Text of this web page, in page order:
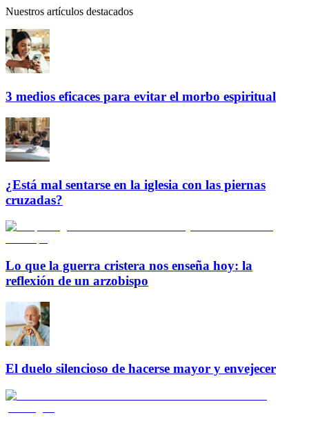
Nuestros artículos destacados
3 medios eficaces para evitar el morbo espiritual
¿Está mal sentarse en la iglesia con las piernas
cruzadas?
Lo que la guerra cristera nos enseña hoy: la
reflexión de un arzobispo
El duelo silencioso de hacerse mayor y envejecer